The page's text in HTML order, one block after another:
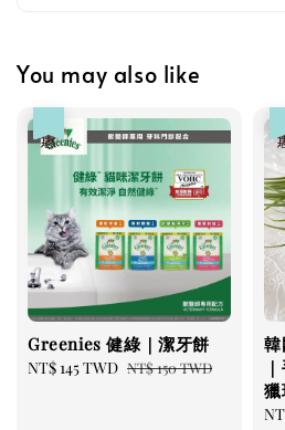
瀏覽更多
You may also like
Greenies 健綠｜潔牙餅
Sale
NT$ 145 TWD Regular
NT$ 150 TWD
獵